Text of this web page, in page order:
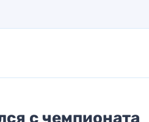
с чемпионата